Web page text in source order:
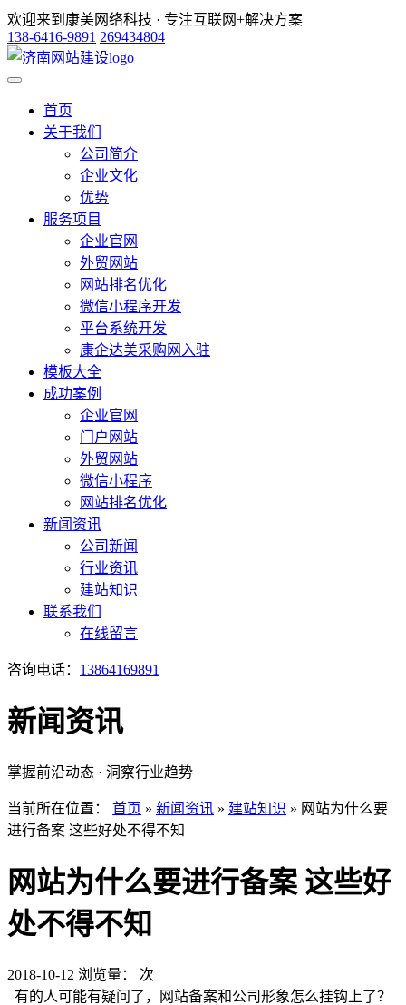
欢迎来到康美网络科技 · 专注互联网+解决方案
138-6416-9891 269434804
首页
关于我们
公司简介
企业文化
优势
服务项目
企业官网
外贸网站
网站排名优化
微信小程序开发
平台系统开发
康企达美采购网入驻
模板大全
成功案例
企业官网
门户网站
外贸网站
微信小程序
网站排名优化
新闻资讯
公司新闻
行业资讯
建站知识
联系我们
在线留言
咨询电话： 13864169891
新闻资讯
掌握前沿动态 · 洞察行业趋势
当前所在位置： 首页 » 新闻资讯 » 建站知识 » 网站为什么要
进行备案 这些好处不得不知
网站为什么要进行备案 这些好
处不得不知
2018-10-12 浏览量：
次
有的人可能有疑问了，网站备案和公司形象怎么挂钩上了？